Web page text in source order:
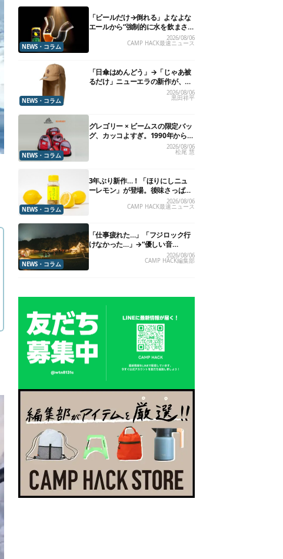
NEWS・コラム
「ビールだけ→倒れる」よなよな
エールから“強制的に水を飲まさ
2026/08/06
CAMP HACK最速ニュース
NEWS・コラム
「日傘はめんどう」→「じゃあ被
るだけ」ニューエラの新作が、真
2026/08/06
黒田祥平
NEWS・コラム
グレゴリー × ビームスの限定バッ
グ、カッコよすぎ。1990年から“3
年のみ使用”されていた、紫タグ
2026/08/06
松尾 慧
NEWS・コラム
3年ぶり新作…！「ほりにしニュ
ーレモン」が登場。後味さっぱり
の万能スパイス！【8月21日発
2026/08/06
CAMP HACK最速ニュース
NEWS・コラム
「仕事疲れた…」「フジロック行
けなかった…」→“優しい音
楽”と“大きな自然”で治癒。まだ間
2026/08/06
CAMP HACK編集部